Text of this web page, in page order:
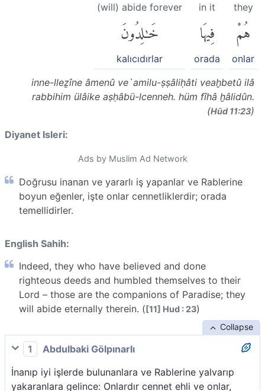
they
هُمْ
onlar
in it
فِيهَا
orada
(will) abide forever
خَٰلِدُونَ
kalıcıdırlar
inne-lleẕîne âmenû ve`amilu-ṣṣâliḥâti veaḫbetû ilâ
rabbihim ülâike aṣḥâbü-lcenneh. hüm fîhâ ḫâlidûn.
(Hūd 11:23)
Diyanet Isleri:
Ads by Muslim Ad Network
Doğrusu inanan ve yararlı iş yapanlar ve Rablerine
boyun eğenler, işte onlar cennetliklerdir; orada
temellidirler.
English Sahih:
Indeed, they who have believed and done
righteous deeds and humbled themselves to their
Lord – those are the companions of Paradise; they
will abide eternally therein. ([11] Hud : 23)
Collapse
1
Abdulbaki Gölpınarlı
İnanıp iyi işlerde bulunanlara ve Rablerine yalvarıp
yakaranlara gelince: Onlardır cennet ehli ve onlar,